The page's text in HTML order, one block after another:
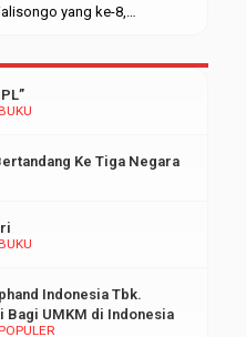
pertunjukan menarik dari
yang ke-8,
FEBI) yang menjadi
di wilayah Kampus 3 UIN
diikuti oleh seluruh civitas
Ke Tiga Negara
Indonesia Tbk.
Bagi UMKM di Indonesia